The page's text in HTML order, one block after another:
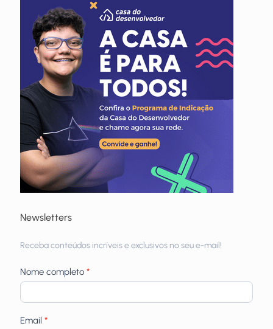
Newsletters
newsletters
Receba conteúdos incríveis e exclusivos no seu e-mail!
Nome completo *
Email *